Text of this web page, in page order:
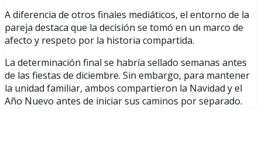
A diferencia de otros finales mediáticos, el entorno de la
pareja destaca que la decisión se tomó en un marco de
afecto y respeto por la historia compartida.
La determinación final se habría sellado semanas antes
de las fiestas de diciembre. Sin embargo, para mantener
la unidad familiar, ambos compartieron la Navidad y el
Año Nuevo antes de iniciar sus caminos por separado.